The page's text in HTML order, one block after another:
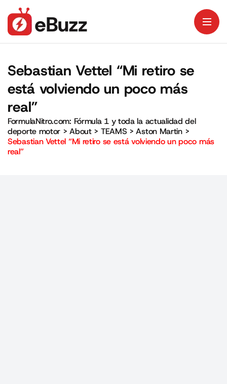
Sebastian Vettel “Mi retiro se
está volviendo un poco más
real”
FormulaNitro.com: Fórmula 1 y toda la actualidad del
deporte motor >About> TEAMS >Aston Martin>
Sebastian Vettel “Mi retiro se está volviendo un poco más
real”